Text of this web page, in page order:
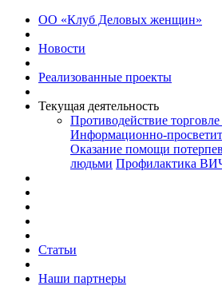
ОО «Клуб Деловых женщин»
Новости
Реализованные проекты
Текущая деятельность
Противодействие
Информационно-
Оказание помощи
людьми Профилактика
Статьи
Наши партнеры